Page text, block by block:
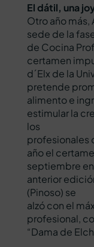
El dátil, una
Otro año más,
sede de la
de Cocina
certamen
d´Elx de la
pretende
alimento e
estimular la
los
profesionales
año el
septiembre en
anterior
(Pinoso) se
alzó con el
profesional,
“Dama de